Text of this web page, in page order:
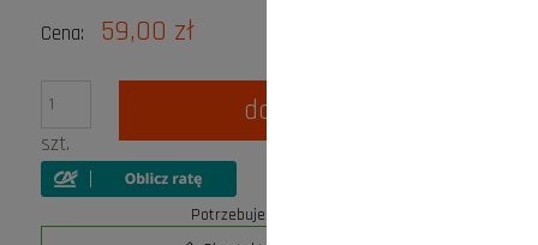
Cena: 59,00 zł
szt.
do koszyka
Potrzebujesz pomocy?